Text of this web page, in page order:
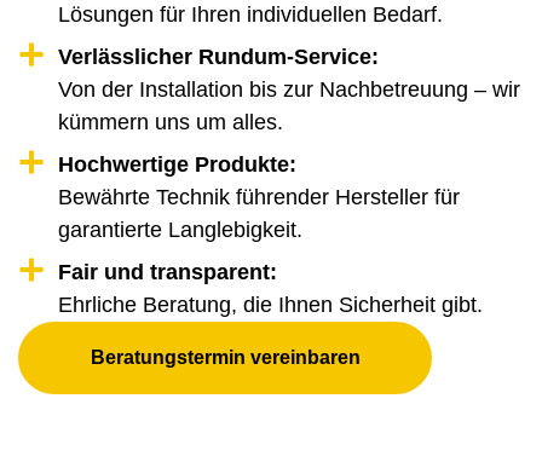
Lösungen für Ihren individuellen Bedarf.
Verlässlicher Rundum-Service:
Von der Installation bis zur Nachbetreuung – wir
kümmern uns um alles.
Hochwertige Produkte:
Bewährte Technik führender Hersteller für
garantierte Langlebigkeit.
Fair und transparent:
Ehrliche Beratung, die Ihnen Sicherheit gibt.
Beratungstermin vereinbaren